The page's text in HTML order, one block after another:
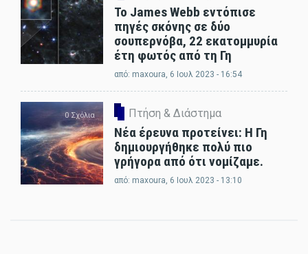
Το James Webb εντόπισε
πηγές σκόνης σε δύο
σουπερνόβα, 22 εκατομμυρία
έτη φωτός από τη Γη
από: maxoura, 6 Ιουλ 2023 - 16:54
0 Σχόλια Πτήση & Διάστημα
Νέα έρευνα προτείνει: Η Γη
δημιουργήθηκε πολύ πιο
γρήγορα από ότι νομίζαμε.
από: maxoura, 6 Ιουλ 2023 - 13:10